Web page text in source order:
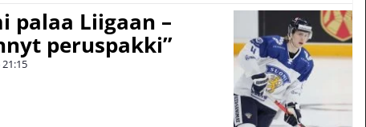
palaa Liigaan –
peruspakki”
21:15